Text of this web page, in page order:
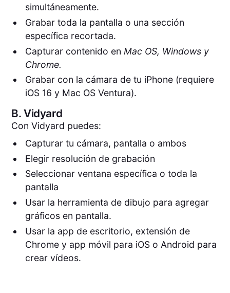
simultáneamente.
Grabar toda la pantalla o una sección
específica recortada.
Capturar contenido en Mac OS, Windows y
Chrome.
Grabar con la cámara de tu iPhone (requiere
iOS 16 y Mac OS Ventura).
B.Vidyard
Con Vidyard puedes:
Capturar tu cámara, pantalla o ambos
Elegir resolución de grabación
Seleccionar ventana específica o toda la
pantalla
Usar la herramienta de dibujo para agregar
gráficos en pantalla.
Usar la app de escritorio, extensión de
Chrome y app móvil para iOS o Android para
crear vídeos.